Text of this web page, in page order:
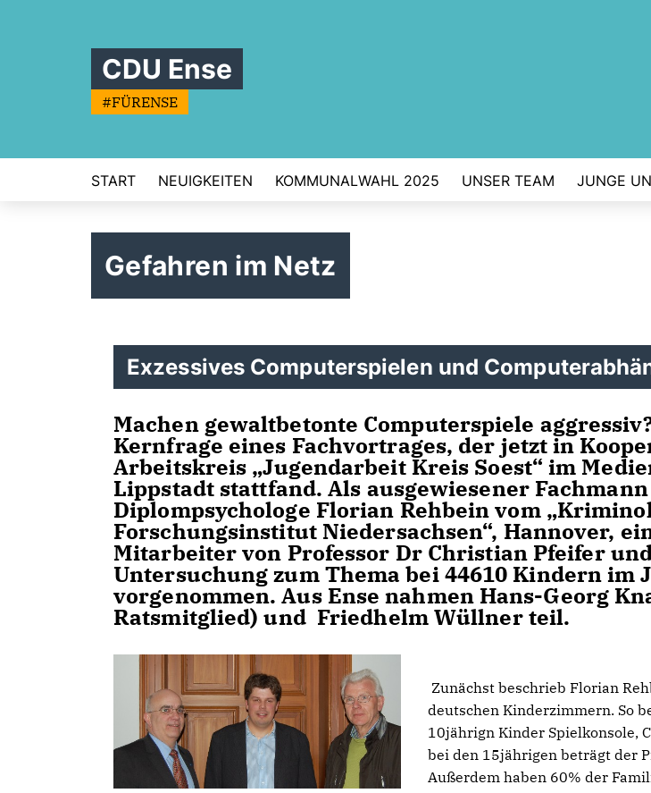
CDU Ense
#FÜRENSE
START NEUIGKEITEN KOMMUNALWAHL 2025 UNSER TEAM JUNGE
Gefahren im Netz
Exzessives Computerspielen und
Machen gewaltbetonte Computerspiele
Kernfrage eines Fachvortrages, der jetzt in
Arbeitskreis „Jugendarbeit Kreis Soest“ im
Lippstadt stattfand. Als ausgewiesener
Diplompsychologe Florian Rehbein vom
Forschungsinstitut Niedersachsen“, Hannover,
Mitarbeiter von Professor Dr Christian Pfeifer
Untersuchung zum Thema bei 44610 Kindern im
vorgenommen. Aus Ense nahmen Hans-Georg
Ratsmitglied) und Friedhelm Wüllner teil.
Zunächst beschrieb Florian
deutschen Kinderzimmern. So
10jährign Kinder Spielkonsole,
bei den 15jährigen beträgt der
Außerdem haben 60% der